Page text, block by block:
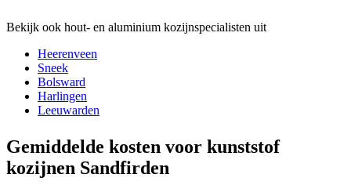
Bekijk ook hout- en aluminium kozijnspecialisten uit
Heerenveen
Sneek
Bolsward
Harlingen
Leeuwarden
Gemiddelde kosten voor kunststof
kozijnen Sandfirden